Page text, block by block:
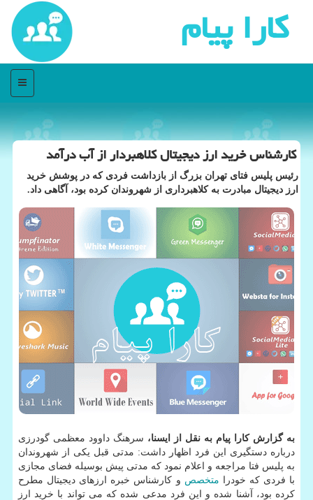
كارا پیام
منو
کارشناس خرید ارز دیجیتال کلاهبردار از آب درآمد
رئیس پلیس فتای تهران بزرگ از بازداشت فردی که در پوشش خرید
ارز دیجیتال مبادرت به کلاهبرداری از شهروندان کرده بود، آگاهی داد.
به گزارش کارا پیام به نقل از ایسنا، سرهنگ داوود معظمی گودرزی
درباره دستگیری این فرد اظهار داشت: مدتی قبل یکی از شهروندان
به پلیس فتا مراجعه و اعلام نمود که مدتی پیش بوسیله فضای مجازی
با فردی که خودرا متخصص و کارشناس خبره ارزهای دیجیتال مطرح
کرده بود، آشنا شده و این فرد مدعی شده که می تواند با خرید ارز